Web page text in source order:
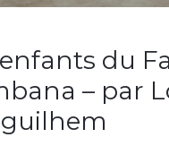
du
– par